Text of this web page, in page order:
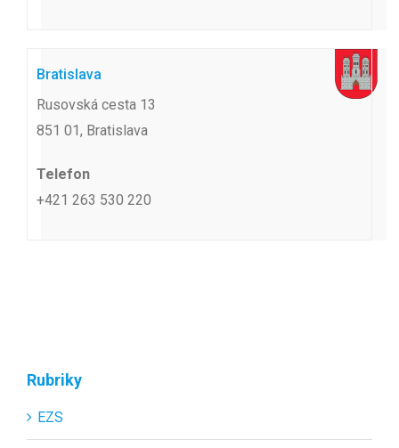
Bratislava
Rusovská cesta 13
851 01, Bratislava
Telefon
+421 263 530 220
Rubriky
EZS